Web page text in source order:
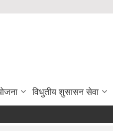
विधुतीय शुसासन सेवा